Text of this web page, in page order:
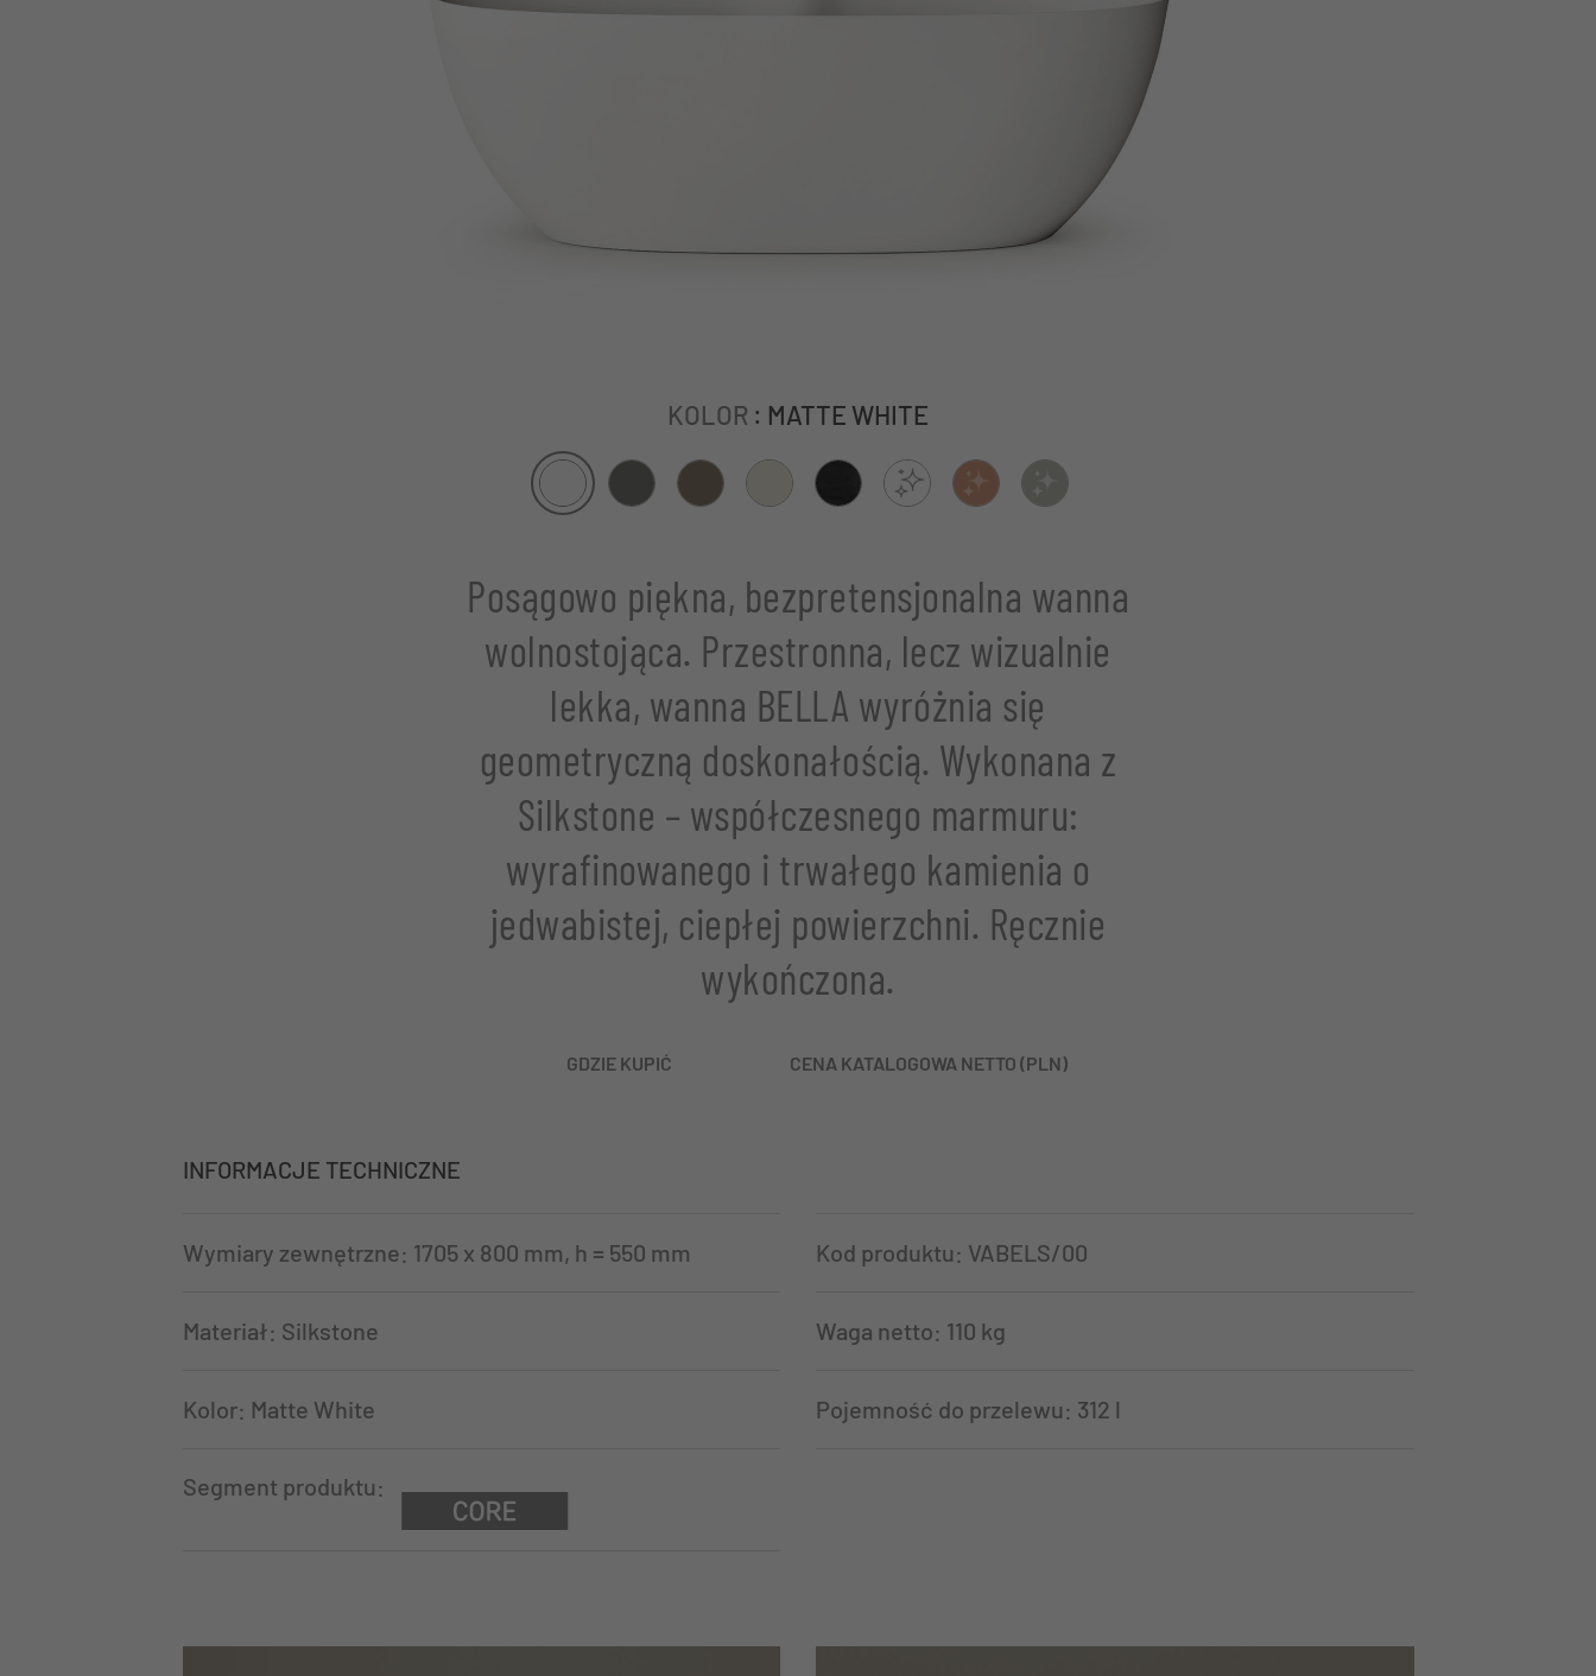
KOLOR : MATTE WHITE
Posągowo piękna, bezpretensjonalna wanna
wolnostojąca. Przestronna, lecz wizualnie
lekka, wanna BELLA wyróżnia się
geometryczną doskonałością. Wykonana z
Silkstone – współczesnego marmuru:
wyrafinowanego i trwałego kamienia o
jedwabistej, ciepłej powierzchni. Ręcznie
wykończona.
GDZIE KUPIĆ CENA KATALOGOWA NETTO (PLN)
INFORMACJE TECHNICZNE
Wymiary zewnętrzne: 1705 x 800 mm, h = 550 mm Kod produktu: VABELS/00
Materiał: Silkstone Waga netto: 110 kg
Kolor: Matte White Pojemność do przelewu: 312 l
Segment produktu: